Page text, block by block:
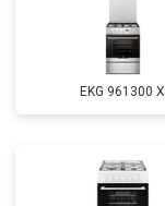
EKG 961300 X